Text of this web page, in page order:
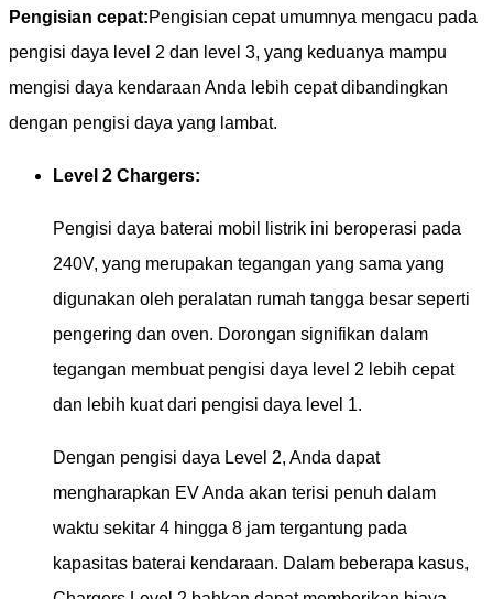
Pengisian cepat:Pengisian cepat umumnya mengacu pada
pengisi daya level 2 dan level 3, yang keduanya mampu
mengisi daya kendaraan Anda lebih cepat dibandingkan
dengan pengisi daya yang lambat.
Level 2 Chargers:
Pengisi daya baterai mobil listrik ini beroperasi pada
240V, yang merupakan tegangan yang sama yang
digunakan oleh peralatan rumah tangga besar seperti
pengering dan oven. Dorongan signifikan dalam
tegangan membuat pengisi daya level 2 lebih cepat
dan lebih kuat dari pengisi daya level 1.
Dengan pengisi daya Level 2, Anda dapat
mengharapkan EV Anda akan terisi penuh dalam
waktu sekitar 4 hingga 8 jam tergantung pada
kapasitas baterai kendaraan. Dalam beberapa kasus,